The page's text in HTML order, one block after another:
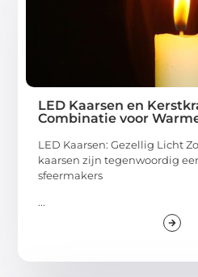
LED Kaarsen en
Combinatie voor
LED Kaarsen: Gezellig Licht
kaarsen zijn tegenwoordig
sfeermakers
...